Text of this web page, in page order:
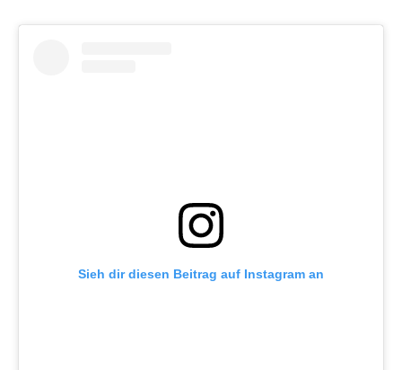
Sieh dir diesen Beitrag auf Instagram an